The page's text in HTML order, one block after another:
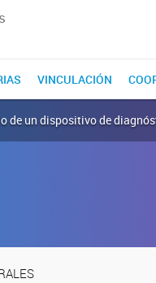
VINCULACIÓN
de un dispositivo de